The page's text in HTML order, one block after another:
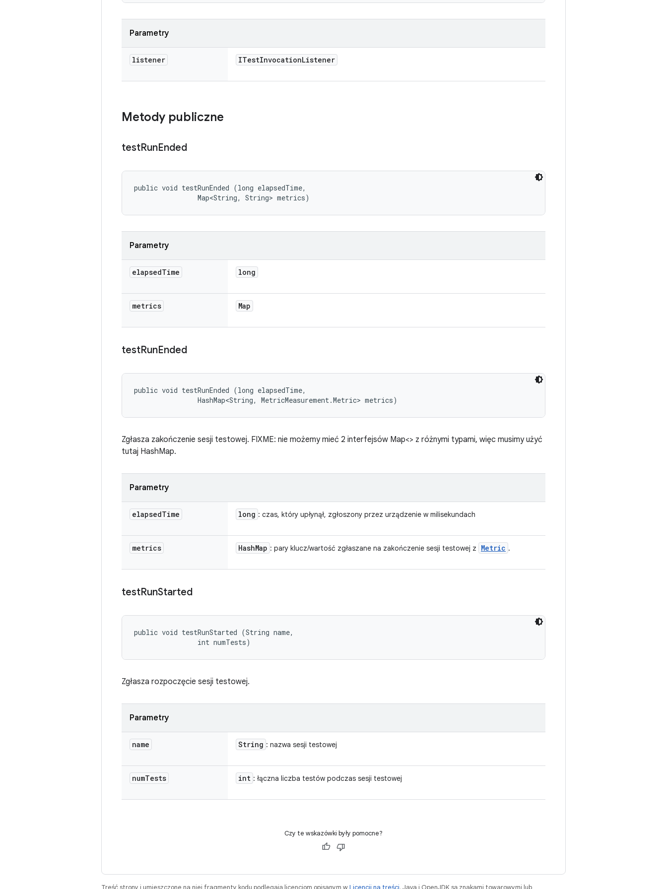
Parametry
listener ITestInvocationListener
Metody publiczne
testRunEnded
public void testRunEnded (long elapsedTime,
                Map<String, String> metrics)
Parametry
elapsedTime long
metrics Map
testRunEnded
public void testRunEnded (long elapsedTime,
                HashMap<String, MetricMeasurement.Metric> metrics)
Zgłasza zakończenie sesji testowej. FIXME: nie możemy mieć 2 interfejsów Map<> z różnymi typami, więc musimy użyć
tutaj HashMap.
Parametry
elapsedTime long : czas, który upłynął, zgłoszony przez urządzenie w milisekundach
metrics HashMap : pary klucz/wartość zgłaszane na zakończenie sesji testowej z Metric .
testRunStarted
public void testRunStarted (String name,
                int numTests)
Zgłasza rozpoczęcie sesji testowej.
Parametry
name String : nazwa sesji testowej
numTests int : łączna liczba testów podczas sesji testowej
Czy te wskazówki były pomocne?
Treść strony i umieszczone na niej fragmenty kodu podlegają licencjom opisanym wLicencji na treści. Java i OpenJDK są znakami towarowymi lub